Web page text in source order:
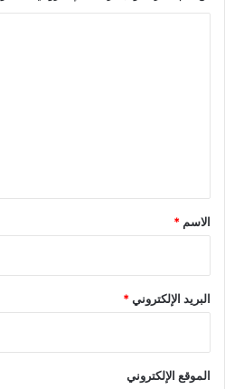
*
الاسم *
البريد الإلكتروني*
الموقع الإلكتروني